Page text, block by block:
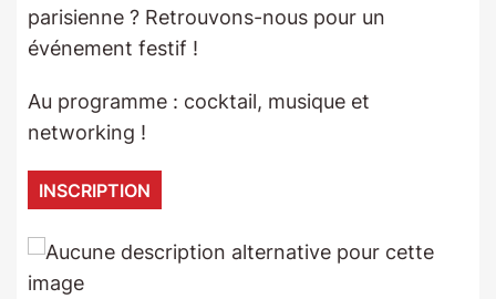
parisienne ? Retrouvons-nous pour un
événement festif !
Au programme : cocktail, musique et
networking !
INSCRIPTION